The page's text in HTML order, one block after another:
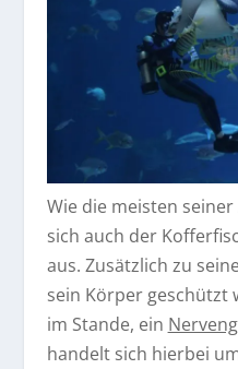
Wie die meisten
sich auch der
aus. Zusätzlich zu
sein Körper geschützt
im Stande, ein
handelt sich hierbei